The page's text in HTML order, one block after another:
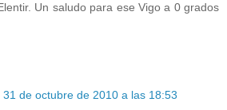
Un saludo para ese Vigo a 0 grados
31 de octubre de 2010 a las 18:53